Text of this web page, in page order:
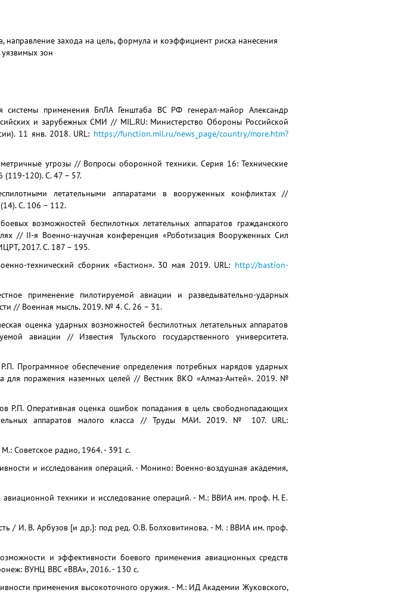
направление захода на цель, формула и коэффициент риска нанесения
зон
системы применения БпЛА Генштаба ВС РФ генерал-майор Александр
и зарубежных СМИ // MIL.RU: Министерство Обороны Российской
11 янв. 2018. URL: https://function.mil.ru/news_page/country/more.htm?
угрозы // Вопросы оборонной техники. Серия 16: Технические
(119-120). С. 47 – 57.
летательными аппаратами в вооруженных конфликтах //
С. 106 – 112.
возможностей беспилотных летательных аппаратов гражданского
// II-я Военно-научная конференция «Роботизация Вооруженных Сил
2017. С. 187 – 195.
технический сборник «Бастион». 30 мая 2019. URL: http://bastion-
применение пилотируемой авиации и разведывательно-ударных
// Военная мысль. 2019. № 4. С. 26 – 31.
оценка ударных возможностей беспилотных летательных аппаратов
авиации // Известия Тульского государственного университета.
Программное обеспечение определения потребных нарядов ударных
для поражения наземных целей // Вестник ВКО «Алмаз-Антей». 2019. №
Р.П. Оперативная оценка ошибок попадания в цель свободнопадающих
аппаратов малого класса // Труды МАИ. 2019. № 107. URL:
Советское радио, 1964. - 391 с.
и исследования операций. - Монино: Военно-воздушная академия,
техники и исследование операций. - М.: ВВИА им. проф. Н. Е.
/ И. В. Арбузов [и др.]: под ред. О.В. Болховитинова. - М. : ВВИА им. проф.
и эффективности боевого применения авиационных средств
ВУНЦ ВВС «ВВА», 2016. - 130 с.
применения высокоточного оружия. - М.: ИД Академии Жуковского,